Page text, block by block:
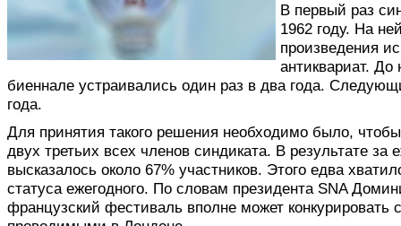
В первый раз
1962 году. На
произведения
антиквариат. До
биеннале устраивались один раз в два года.
года.
Для принятия такого решения необходимо было,
двух третьих всех членов синдиката. В результате за
высказалось около 67% участников. Этого едва
статуса ежегодного. По словам президента SNA
французский фестиваль вполне может конкурировать